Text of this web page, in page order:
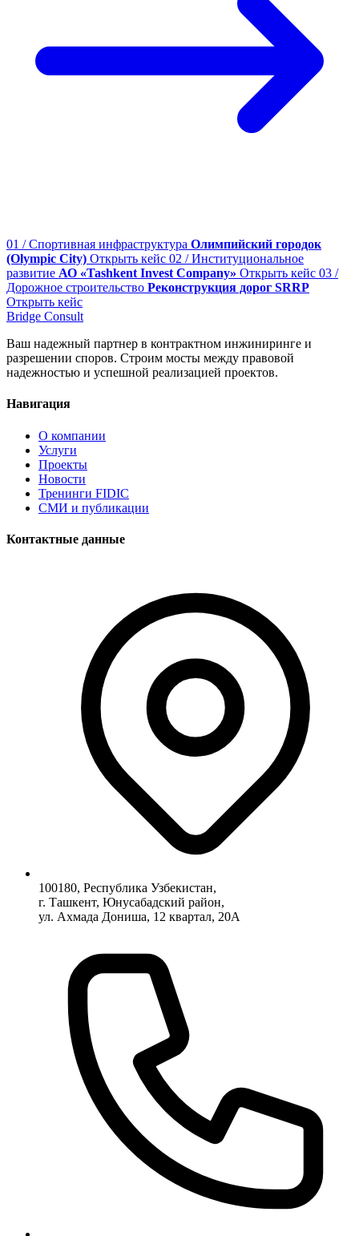
01 / Спортивная инфраструктура Олимпийский городок
(Olympic City) Открыть кейс 02 / Институциональное
развитие АО «Tashkent Invest Company» Открыть кейс 03 /
Дорожное строительство Реконструкция дорог SRRP
Открыть кейс
Bridge Consult
Ваш надежный партнер в контрактном инжиниринге и
разрешении споров. Строим мосты между правовой
надежностью и успешной реализацией проектов.
Навигация
О компании
Услуги
Проекты
Новости
Тренинги FIDIC
СМИ и публикации
Контактные данные
100180, Республика Узбекистан,
г. Ташкент, Юнусабадский район,
ул. Ахмада Дониша, 12 квартал, 20А